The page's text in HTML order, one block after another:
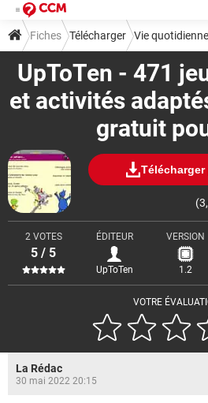
UpToTen - 471
et activités
gratuit
VOTRE
2 VOTES
5 / 5
ÉDITEUR
UpToTen
VERSION
1.2
Fiches Télécharger Vie quotidienne
La Rédac
30 mai 2022 20:15